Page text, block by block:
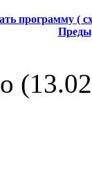
программу (